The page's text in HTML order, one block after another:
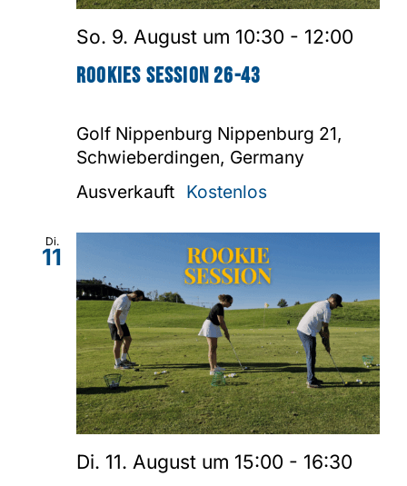
Rookies Session 26-43
So. 9. August um 10:30 - 12:00
Golf Nippenburg Nippenburg 21,
Schwieberdingen, Germany
Ausverkauft Kostenlos
Di.
11
Di. 11. August um 15:00 - 16:30